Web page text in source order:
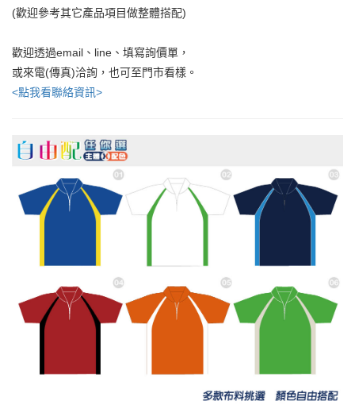
(歡迎參考其它產品項目做整體搭配)
歡迎透過email、line、填寫詢價單，
或來電(傳真)洽詢，也可至門市看樣。
<點我看聯絡資訊>